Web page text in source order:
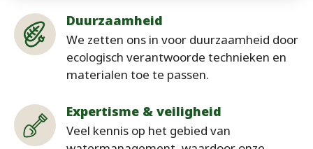
Duurzaamheid
We zetten ons in voor duurzaamheid door
ecologisch verantwoorde technieken en
materialen toe te passen.
Expertisme & veiligheid
Veel kennis op het gebied van